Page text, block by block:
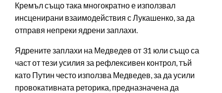
Кремъл също така многократно е използвал
инсценирани взаимодействия с Лукашенко, за да
отправя непреки ядрени заплахи.
Ядрените заплахи на Медведев от 31 юли също са
част от тези усилия за рефлексивен контрол, тъй
като Путин често използва Медведев, за да усили
провокативната реторика, предназначена да